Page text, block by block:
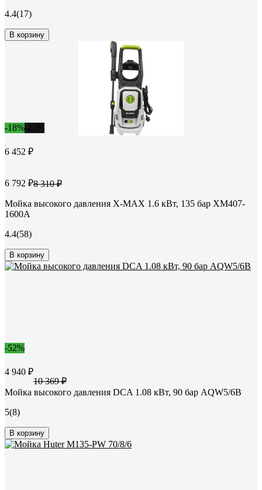
4.4(17)
В корзину
-18%
6 452 ₽
6 792 ₽8 310 ₽
Мойка высокого давления X-MAX 1.6 кВт, 135 бар XM407-
1600A
4.4(58)
В корзину
-52%
4 940 ₽
10 369 ₽
Мойка высокого давления DCA 1.08 кВт, 90 бар AQW5/6B
5(8)
В корзину